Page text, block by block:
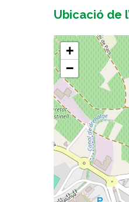
Ubicació de
+
−